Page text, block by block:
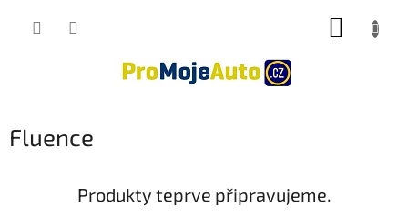
Fluence
Produkty teprve připravujeme.